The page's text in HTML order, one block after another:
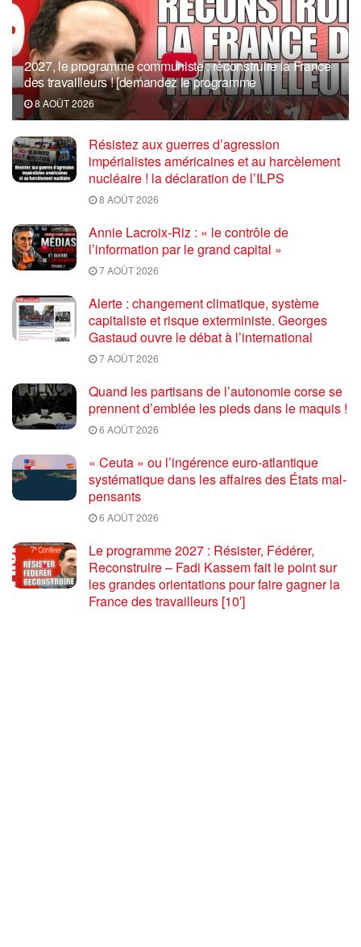
2027, le programme communiste : reconstruire la France
des travailleurs ! [demandez le programme
8 AOÛT 2026
Résistez aux guerres d’agression
impérialistes américaines et au harcèlement
nucléaire ! la déclaration de l’ILPS
8 AOÛT 2026
Annie Lacroix-Riz : « le contrôle de
l’information par le grand capital »
7 AOÛT 2026
Alerte : changement climatique, système
capitaliste et risque exterministe. Georges
Gastaud ouvre le débat à l’international
7 AOÛT 2026
Quand les partisans de l’autonomie corse se
prennent d’emblée les pieds dans le maquis !
6 AOÛT 2026
« Ceuta » ou l’ingérence euro-atlantique
systématique dans les affaires des États mal-
pensants
6 AOÛT 2026
Le programme 2027 : Résister, Fédérer,
Reconstruire – Fadi Kassem fait le point sur
les grandes orientations pour faire gagner la
France des travailleurs [10′]